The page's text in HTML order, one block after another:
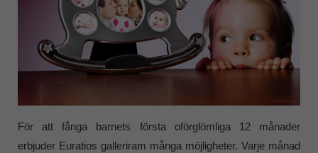
För att fånga barnets första oförglömliga 12 månader
erbjuder Euratios galleriram många möjligheter. Varje månad